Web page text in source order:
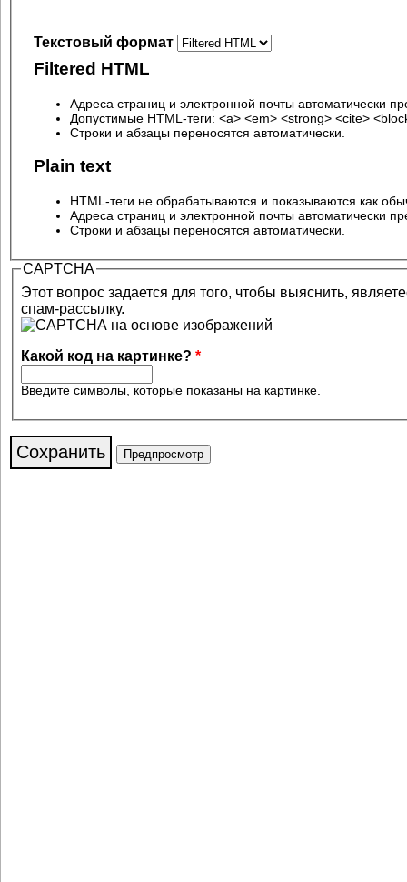
Текстовый формат
Filtered HTML
Адреса страниц и электронной почты автоматически
Допустимые HTML-теги: <a> <em> <strong> <cite>
Строки и абзацы переносятся автоматически.
Plain text
HTML-теги не обрабатываются и показываются как
Адреса страниц и электронной почты автоматически
Строки и абзацы переносятся автоматически.
CAPTCHA
Этот вопрос задается для того, чтобы выяснить,
спам-рассылку.
Какой код на картинке? *
Введите символы, которые показаны на картинке.